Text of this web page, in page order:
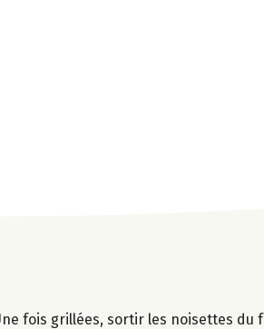
fois grillées, sortir les noisettes du